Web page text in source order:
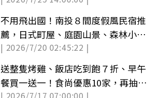
不用飛出國！南投８間度假風民宿推
薦，日式町屋、庭園山景、森林小木
屋
| 2026/7/20 02:45:22 |
送整隻烤雞、飯店吃到飽７折、早午
餐買一送一！食尚優惠10家，再抽日
| 2026/7/17 07:00:00 |